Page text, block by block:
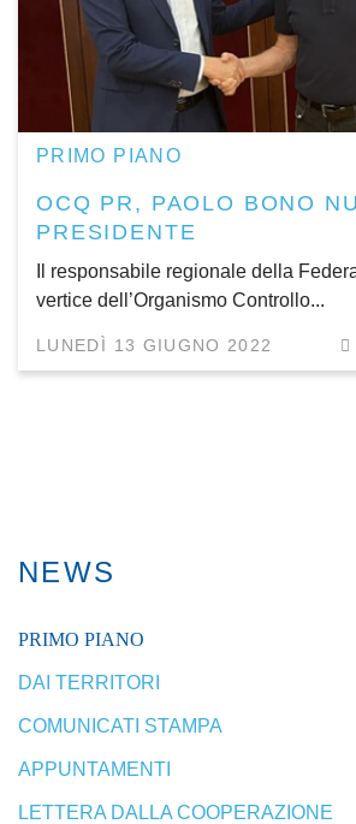
PRIMO PIANO
OCQ PR, PAOLO BONO
PRESIDENTE
Il responsabile regionale della
vertice dell’Organismo Controllo...
LUNEDÌ 13 GIUGNO 2022
NEWS
PRIMO PIANO
DAI TERRITORI
COMUNICATI STAMPA
APPUNTAMENTI
LETTERA DALLA COOPERAZIONE